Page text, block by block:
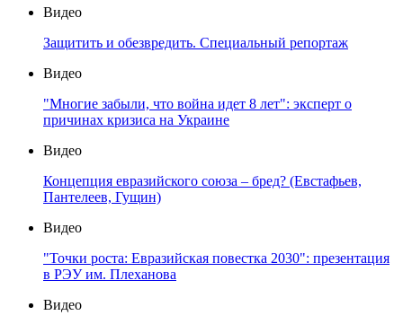
Видео
Защитить и обезвредить. Специальный репортаж
Видео
"Многие забыли, что война идет 8 лет": эксперт о
причинах кризиса на Украине
Видео
Концепция евразийского союза – бред? (Евстафьев,
Пантелеев, Гущин)
Видео
"Точки роста: Евразийская повестка 2030": презентация
в РЭУ им. Плеханова
Видео